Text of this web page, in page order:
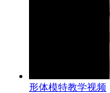
形体模特教学视频